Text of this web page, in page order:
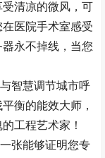
清凉的微风，可
医院手术室感受
永不掉线，当您
智慧调节城市呼
衡的能效大师，
工程艺术家！
张能够证明您专